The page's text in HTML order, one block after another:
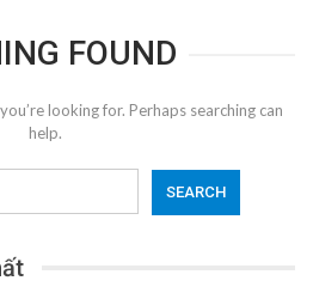
FOUND
looking for. Perhaps searching can
help.